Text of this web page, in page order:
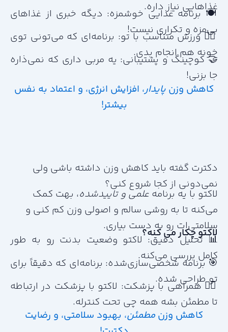
غذاهایی نیاز داره.
🍽️ برنامه غذایی خوشمزه: دیگه خبری از غذاهای
بی‌مزه و تکراری نیست!
🏃‍♀️ ورزش متناسب با تو: برنامه‌ای که می‌تونی توی
خونه هم انجام بدی.
🤝 کوچینگ و پشتیبانی: یه مربی داری که نمی‌ذاره
جا بزنی!
کاهش وزن پایدار، افزایش انرژی، و اعتماد به نفس
بیشتر!
دکترت گفته باید کاهش وزن داشته باشی ولی
نمی‌دونی از کجا شروع کنی؟
لاکتو با یه برنامه علمی و تاییدشده، بهت کمک
می‌کنه تا به روشی سالم و اصولی وزن کم کنی و
سلامتی‌ات رو به دست بیاری.
لاکتو چکار می کنه؟
📊 تحلیل دقیق: لاکتو وضعیت بدنت رو به طور
کامل بررسی می‌کنه.
🎯 برنامه شخصی‌سازی‌شده: برنامه‌ای که دقیقاً برای
تو طراحی شده.
👨‍⚕️ همراهی با پزشکت: لاکتو با پزشکت در ارتباطه
تا مطمئن بشه همه چی تحت کنترله.
کاهش وزن مطمئن، بهبود سلامتی، و رضایت